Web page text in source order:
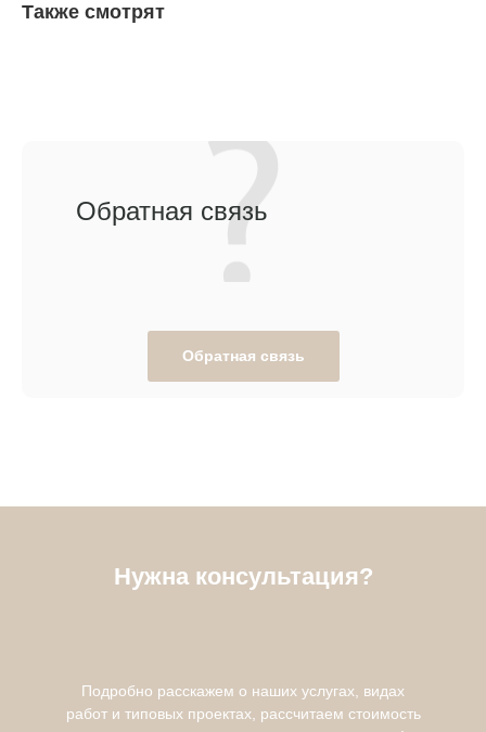
Также смотрят
Обратная связь
Обратная связь
Нужна консультация?
Подробно расскажем о наших услугах, видах
работ и типовых проектах, рассчитаем стоимость